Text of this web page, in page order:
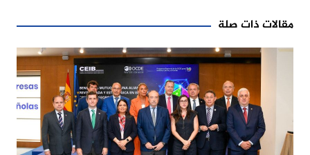
مقالات ذات صلة